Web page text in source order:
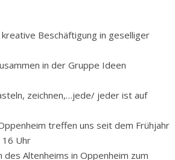
Beschäftigung in geselliger
in der Gruppe Ideen
zeichnen,…jede/ jeder ist auf
treffen uns seit dem Frühjahr
16 Uhr
des Altenheims in Oppenheim zum